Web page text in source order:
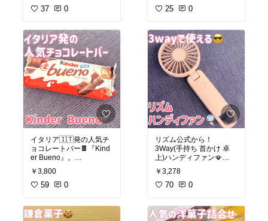
#オリジナル写真
#明治#自分へのご褒美#
アイス#アイスバー#アイ
スミルク
#マスカット#期間限定#
おうちカフェ#スイーツ
部
37 0
イタリア🇮🇹発の人気チ
ョコレートバー🍫『Kind
er Bueno』。
軽やかな食感と濃厚なヘ
ーゼルナッツクリームが
絶妙にマッチする、世界
￥3,800
59 0
ジュレ オレンジ × 2
ダークチョコレート ラン
グドシャクッキー × 4
ミルクチョコレート ラン
グドシャクッキー × 4
ドーム バームクーヘン 瀬
戸内レモンバター × 2
ドーム バームクーヘン シ
ョコラ × 2
#オリジナル写真#自分へ
のご褒美#ギフト#焼き菓
#個包装
#スイーツ#プレゼント
内祝い #お土産#手土産
#ゴディバ#GODIVA#クッ
キー#ゼリー
25 0
リズム公式から！
3Way(手持ち 首かけ 卓
上)ハンディファン🪭
カラビナ＆ストラップ付
きで便利です😄
#オリジナル写真#スマー
￥3,278
70 0